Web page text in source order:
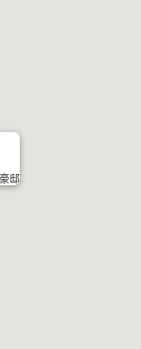
邸